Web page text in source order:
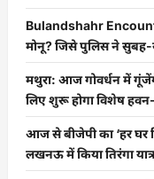
Bulandshahr
मोनू? जिसे पुलिस ने सुबह-
मथुरा: आज गोवर्धन में
लिए शुरू होगा विशेष
आज से बीजेपी का ‘हर घर
लखनऊ में किया तिरंगा